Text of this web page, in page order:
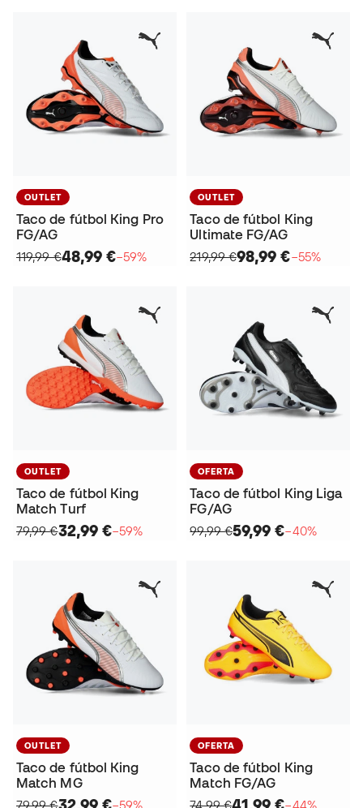
OUTLET
Taco de fútbol King Pro
FG/AG
119,99 €48,99 €−59%
OUTLET
Taco de fútbol King
Ultimate FG/AG
219,99 €98,99 €−55%
OUTLET
Taco de fútbol King
Match Turf
79,99 €32,99 €−59%
OFERTA
Taco de fútbol King Liga
FG/AG
99,99 €59,99 €−40%
OUTLET
Taco de fútbol King
Match MG
79,99 €
−59%
OFERTA
Taco de fútbol King
Match FG/AG
74,99 €
−44%